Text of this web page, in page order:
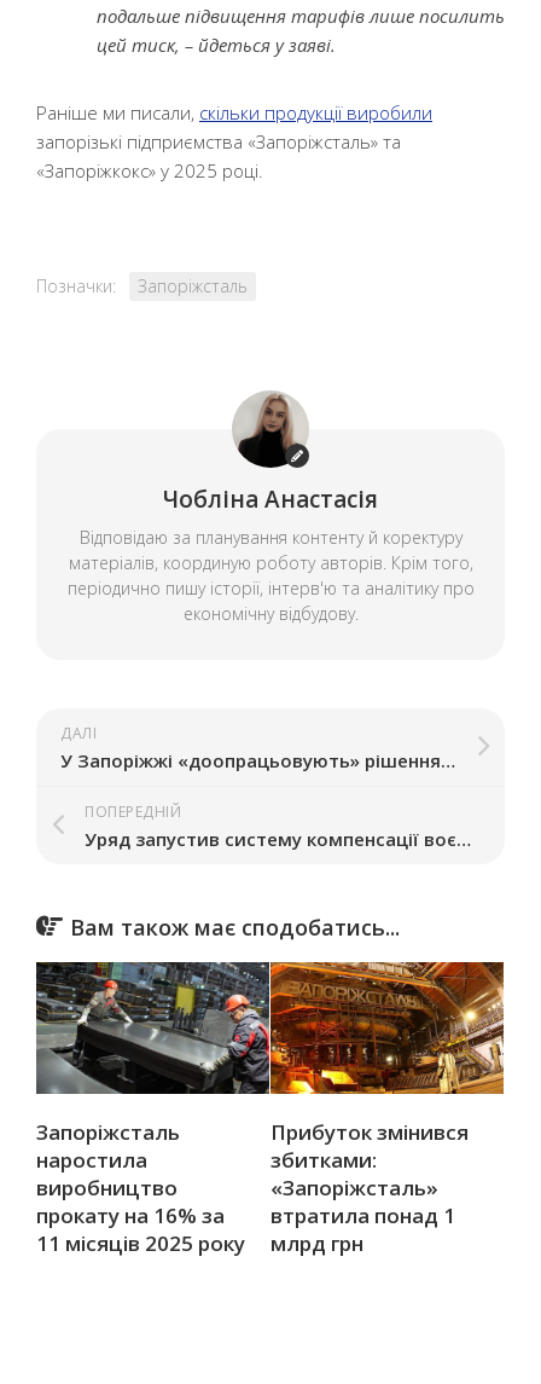
подальше підвищення тарифів лише посилить
цей тиск, – йдеться у заяві.
Раніше ми писали, скільки продукції виробили
запорізькі підприємства «Запоріжсталь» та
«Запоріжкокс» у 2025 році.
Позначки: Запоріжсталь
Чобліна Анастасія
Відповідаю за планування контенту й коректуру
матеріалів, координую роботу авторів. Крім того,
періодично пишу історії, інтерв'ю та аналітику про
економічну відбудову.
ДАЛІ
У Запоріжжі «доопрацьовують» рішення про демонтаж МАФів: що воно передбачатиме
ПОПЕРЕДНІЙ
Уряд запустив систему компенсації воєнних ризиків: запорізькі підприємства зможуть отримати до 10 млн грн
Вам також має сподобатись...
Запоріжсталь
наростила
виробництво
прокату на 16% за
11 місяців 2025 року
Прибуток змінився
збитками:
«Запоріжсталь»
втратила понад 1
млрд грн